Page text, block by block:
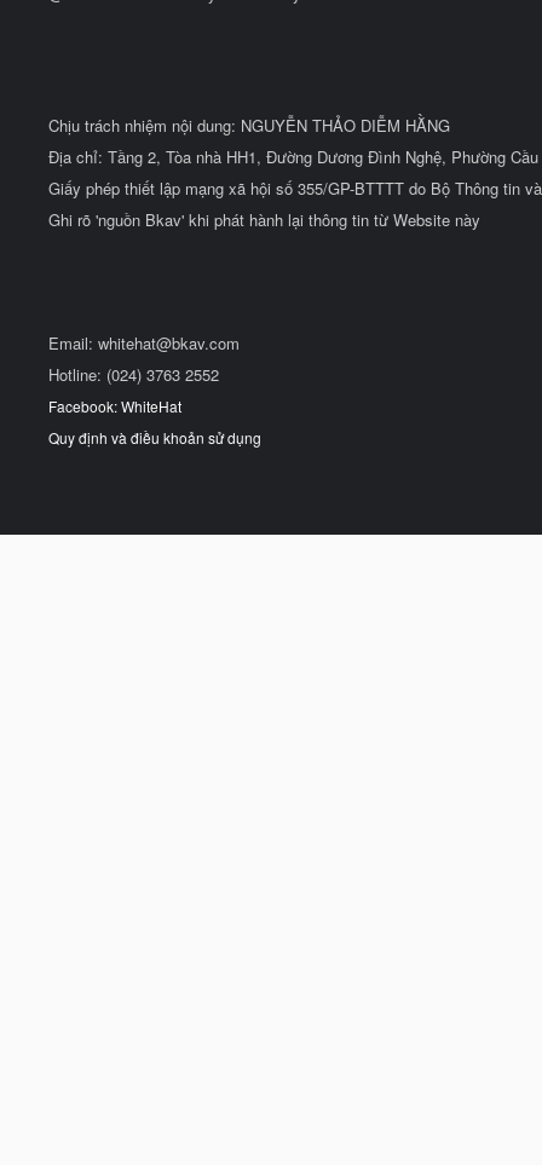
Chịu trách nhiệm nội dung: NGUYỄN THẢO DIỄM HẰNG
Địa chỉ: Tầng 2, Tòa nhà HH1, Đường Dương Đình Nghệ, Phường
Giấy phép thiết lập mạng xã hội số 355/GP-BTTTT do Bộ Thông tin
Ghi rõ 'nguồn Bkav' khi phát hành lại thông tin từ Website này
Email: whitehat@bkav.com
Hotline: (024) 3763 2552
Facebook: WhiteHat
Quy định và điều khoản sử dụng